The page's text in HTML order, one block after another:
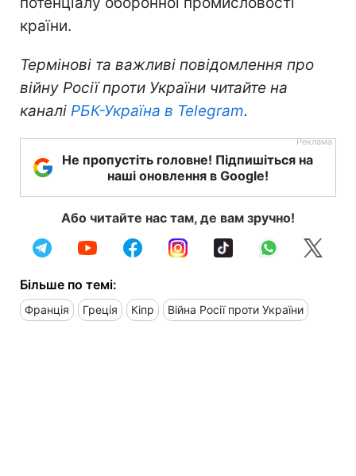
країни.
Термінові та важливі повідомлення про
війну Росії проти України читайте на
каналі РБК-Україна в Telegram.
Не пропустіть головне! Підпишіться на
наші оновлення в Google!
Або читайте нас там, де вам зручно!
Більше по темі:
Франція Греція Кіпр Війна Росії проти України